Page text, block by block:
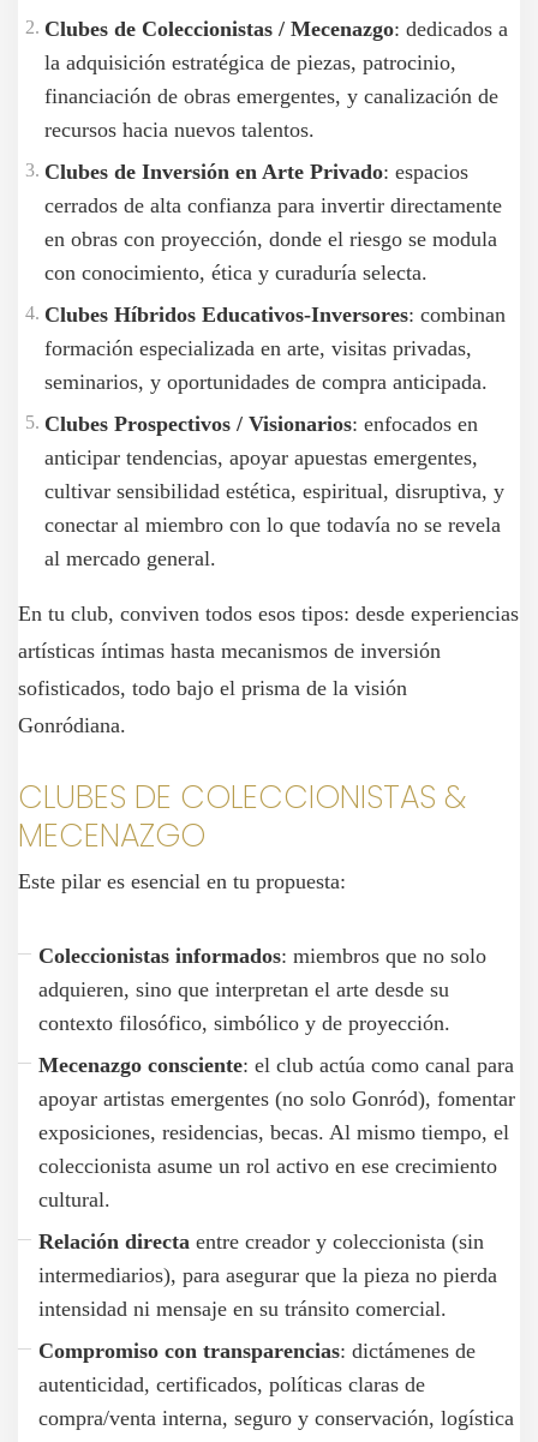
Clubes de Coleccionistas / Mecenazgo: dedicados a
la adquisición estratégica de piezas, patrocinio,
financiación de obras emergentes, y canalización de
recursos hacia nuevos talentos.
Clubes de Inversión en Arte Privado: espacios
cerrados de alta confianza para invertir directamente
en obras con proyección, donde el riesgo se modula
con conocimiento, ética y curaduría selecta.
Clubes Híbridos Educativos-Inversores: combinan
formación especializada en arte, visitas privadas,
seminarios, y oportunidades de compra anticipada.
Clubes Prospectivos / Visionarios: enfocados en
anticipar tendencias, apoyar apuestas emergentes,
cultivar sensibilidad estética, espiritual, disruptiva, y
conectar al miembro con lo que todavía no se revela
al mercado general.
En tu club, conviven todos esos tipos: desde experiencias
artísticas íntimas hasta mecanismos de inversión
sofisticados, todo bajo el prisma de la visión
Gonródiana.
CLUBES DE COLECCIONISTAS &
MECENAZGO
Este pilar es esencial en tu propuesta:
Coleccionistas informados: miembros que no solo
adquieren, sino que interpretan el arte desde su
contexto filosófico, simbólico y de proyección.
Mecenazgo consciente: el club actúa como canal para
apoyar artistas emergentes (no solo Gonród), fomentar
exposiciones, residencias, becas. Al mismo tiempo, el
coleccionista asume un rol activo en ese crecimiento
cultural.
Relación directa entre creador y coleccionista (sin
intermediarios), para asegurar que la pieza no pierda
intensidad ni mensaje en su tránsito comercial.
Compromiso con transparencias: dictámenes de
autenticidad, certificados, políticas claras de
compra/venta interna, seguro y conservación, logística